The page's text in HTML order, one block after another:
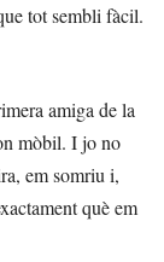
tot sembli fàcil.
amiga de la
mòbil. I jo no
em somriu i,
què em